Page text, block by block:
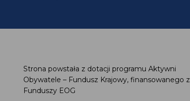
Strona powstała z dotacji programu Aktywni
Obywatele – Fundusz Krajowy, finansowanego z
Funduszy EOG